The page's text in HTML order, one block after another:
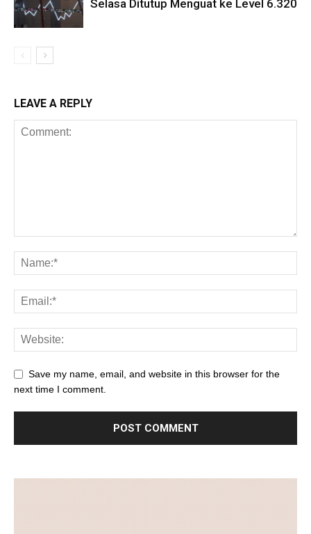
Selasa Ditutup Menguat ke Level 6.320
LEAVE A REPLY
Save my name, email, and website in this browser for the
next time I comment.